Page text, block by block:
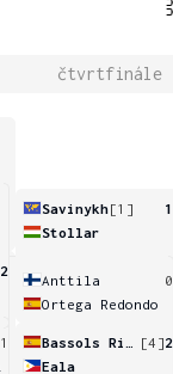
čtvrtfinále
2
1
Savinykh[1]
1
Stollar
Anttila
0
Ortega Redondo
[4]2
Eala